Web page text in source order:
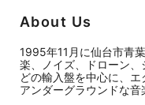
About Us
1995年11月に仙台市青
楽、ノイズ、ドローン
どの輸入盤を中心に、エ
アンダーグラウンドな音